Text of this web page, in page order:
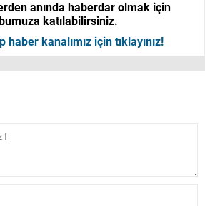
anında haberdar olmak için
katılabilirsiniz.
kanalımız için tıklayınız!